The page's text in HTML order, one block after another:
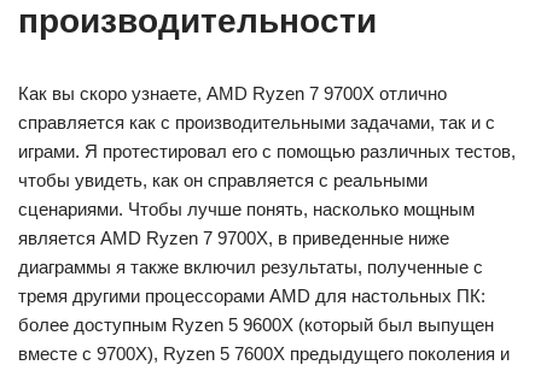
производительности
Как вы скоро узнаете, AMD Ryzen 7 9700X отлично
справляется как с производительными задачами, так и с
играми. Я протестировал его с помощью различных тестов,
чтобы увидеть, как он справляется с реальными
сценариями. Чтобы лучше понять, насколько мощным
является AMD Ryzen 7 9700X, в приведенные ниже
диаграммы я также включил результаты, полученные с
тремя другими процессорами AMD для настольных ПК:
более доступным Ryzen 5 9600X (который был выпущен
вместе с 9700X), Ryzen 5 7600X предыдущего поколения и